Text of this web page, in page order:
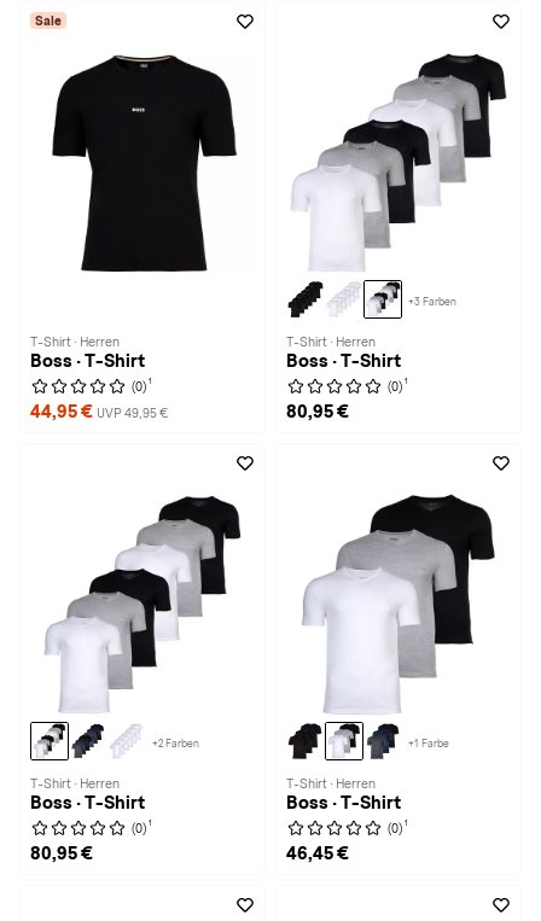
Sale
T-Shirt · Herren
Boss · T-Shirt
(0) 1
44,95 € UVP 49,95 €
+3 Farben
T-Shirt · Herren
Boss · T-Shirt
(0) 1
80,95 €
+2 Farben
T-Shirt · Herren
Boss · T-Shirt
(0) 1
80,95 €
+1 Farbe
T-Shirt · Herren
Boss · T-Shirt
(0) 1
46,45 €